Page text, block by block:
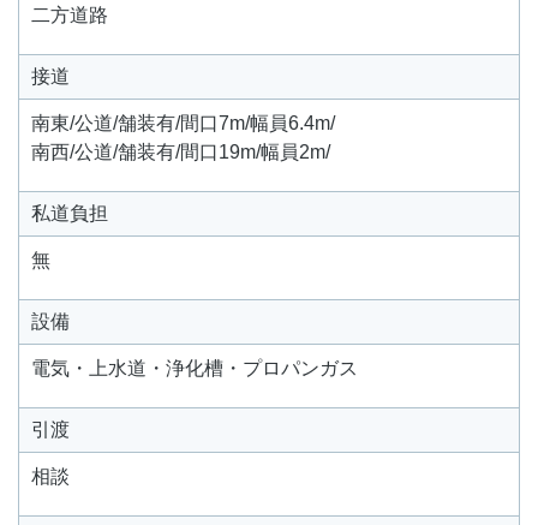
二方道路
接道
南東/公道/舗装有/間口7m/幅員6.4m/
南西/公道/舗装有/間口19m/幅員2m/
私道負担
無
設備
電気・上水道・浄化槽・プロパンガス
引渡
相談